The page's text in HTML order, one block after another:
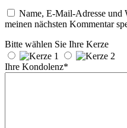
Name, E-Mail-Adresse und
meinen nächsten Kommentar
Bitte wählen Sie Ihre Kerze
Ihre Kondolenz*